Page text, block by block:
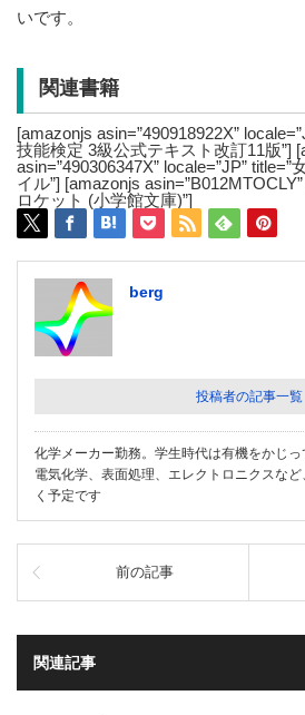
いです。
関連書籍
[amazonjs asin=”490918922X”
技能検定 3級公式テキスト改訂11版”]
asin=”490306347X” locale=”JP”
イル”] [amazonjs
ロケット (小学館文庫)”]
berg
投稿者の記事一覧
化学メーカー勤務。学生時代は有機をかじ
電気化学、表面処理、エレクトロニクスな
く予定です
前の記事
関連記事